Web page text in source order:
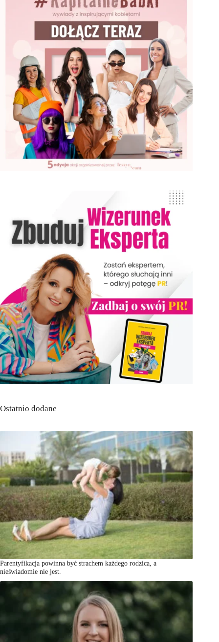
Ostatnio dodane
Parentyfikacja powinna być strachem każdego rodzica, a
nieświadomie nie jest.